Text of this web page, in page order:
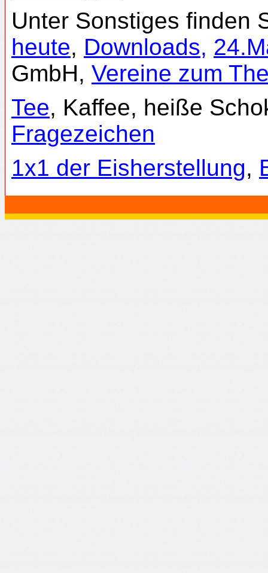
Unter Sonstiges finden
heute, Downloads,
GmbH, Vereine zum
Tee, Kaffee, heiße
Fragezeichen
1x1 der Eisherstellung,